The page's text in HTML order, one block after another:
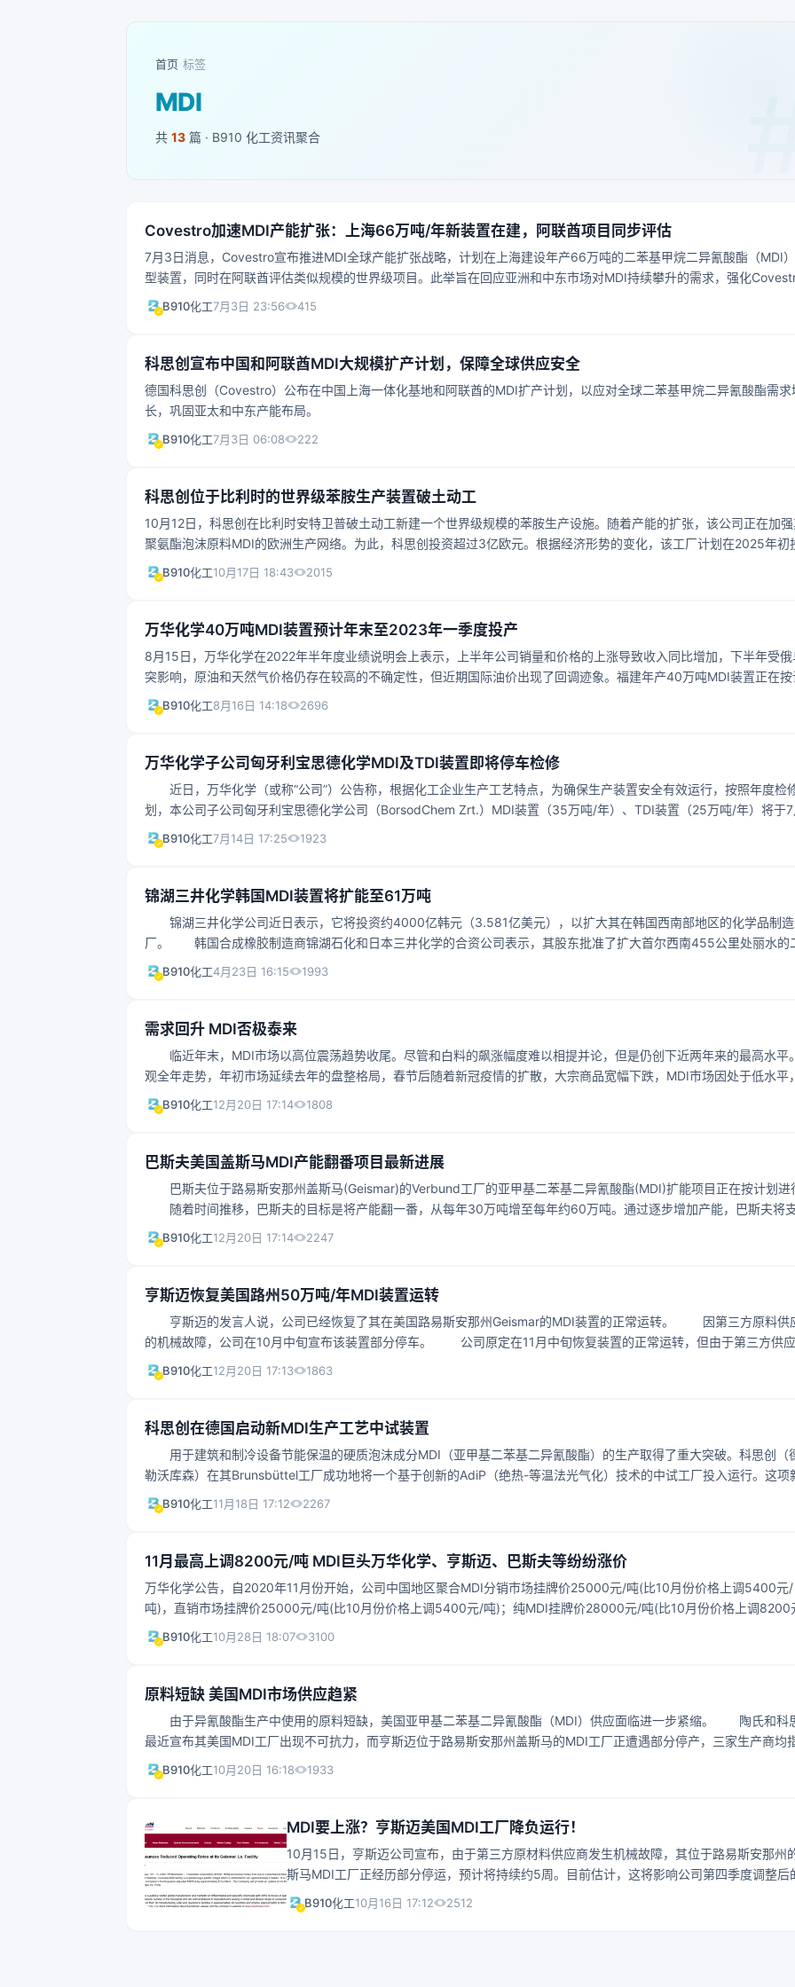
首页 标签
MDI
共 13 篇 · B910 化工资讯聚合
Covestro加速MDI产能扩张：上海66万吨/年新装置在建，阿联酋项目同步评估
7月3日消息，Covestro宣布推进MDI全球产能扩张战略，计划在上海建设年产66万吨的二苯基甲烷二异氰酸酯（MDI
型装置，同时在阿联酋评估类似规模的世界级项目。此举旨在回应亚洲和中东市场对MDI持续攀升的需求，强化
聚氨酯产业链上游原料供应的竞争地位。
B910化工7月3日 23:56 415
科思创宣布中国和阿联酋MDI大规模扩产计划，保障全球供应安全
德国科思创（Covestro）公布在中国上海一体化基地和阿联酋的MDI扩产计划，以应对全球二苯基甲烷二异氰酸酯需求
长，巩固亚太和中东产能布局。
B910化工7月3日 06:08 222
科思创位于比利时的世界级苯胺生产装置破土动工
10月12日，科思创在比利时安特卫普破土动工新建一个世界级规模的苯胺生产设施。随着产能的扩张，该公司正在加
聚氨酯泡沫原料MDI的欧洲生产网络。为此，科思创投资超过3亿欧元。根据经济形势的变化，该工厂计划在2025年初
运营。这将创造约40个新的就业机会。 基础化学品苯胺是许多化工产品的重要初始原料，包括硬质聚氨酯泡沫原料
MDI。硬质聚氨酯泡沫主要用于生产建筑和制冷设备的保温材料。由于全球可持续发展和气候中立的趋势，预计全球MDI
B910化工10月17日 18:43 2015
万华化学40万吨MDI装置预计年末至2023年一季度投产
8月15日，万华化学在2022年半年度业绩说明会上表示，上半年公司销量和价格的上涨导致收入同比增加，下半年受俄
突影响，原油和天然气价格仍存在较高的不确定性，但近期国际油价出现了回调迹象。福建年产40万吨MDI装置正在按
投资建设，预计2022年年末至2023年一季度投产运行。目前阶段，公司已经成功完成硬泡泡沫回收小试工作，产出合
聚醚产品，已经启动中试装置建设。国际市场上，公司目前阶段主要以中国、欧洲BC工厂生产的产品供应为主。此前7
B910化工8月16日 14:18 2696
​万华化学子公司匈牙利宝思德化学MDI及TDI装置即将停车检修
近日，万华化学（或称“公司”）公告称，根据化工企业生产工艺特点，为确保生产装置安全有效运行，按照年度检
划，本公司子公司匈牙利宝思德化学公司（BorsodChem Zrt.）MDI装置（35万吨/年）、TDI装置（25万吨/年）将于7
15日开始陆续停产检修，预计检修35天左右。 对此，万华化学表示，本次停产检修是根据年度计划进行的例行检修
对公司的生产经营不会产生影响。
B910化工7月14日 17:25 1923
锦湖三井化学韩国MDI装置将扩能至61万吨
锦湖三井化学公司近日表示，它将投资约4000亿韩元（3.581亿美元），以扩大其在韩国西南部地区的化学品制
厂。 韩国合成橡胶制造商锦湖石化和日本三井化学的合资公司表示，其股东批准了扩大首尔西南455公里处丽水的
基二异氰酸甲酯（MDI）工厂的投资计划。 MDI是聚氨酯的一种核心材料，用于各种产品，包括冰箱、建筑材料、汽
内外饰材料和液化天然气船。 锦湖三井化学表示，当2024年扩建完成后，锦湖三井化学的MDI年产能将从目前的40
B910化工4月23日 16:15 1993
需求回升 MDI否极泰来
临近年末，MDI市场以高位震荡趋势收尾。尽管和白料的飙涨幅度难以相提并论，但是仍创下近两年来的最高水平
观全年走势，年初市场延续去年的盘整格局，春节后随着新冠疫情的扩散，大宗商品宽幅下跌，MDI市场因处于低水平
幅有限，区间震荡。及至8月
B910化工12月20日 17:14 1808
巴斯夫美国盖斯马MDI产能翻番项目最新进展
巴斯夫位于路易斯安那州盖斯马(Geismar)的Verbund工厂的亚甲基二苯基二异氰酸酯(MDI)扩能项目正在按计划进
随着时间推移，巴斯夫的目标是将产能翻一番，从每年30万吨增至每年约60万吨。通过逐步增加产能，巴斯夫将
其北美MDI客户的持续增长。
B910化工12月20日 17:14 2247
亨斯迈恢复美国路州50万吨/年MDI装置运转
亨斯迈的发言人说，公司已经恢复了其在美国路易斯安那州Geismar的MDI装置的正常运转。 因第三方原料供
的机械故障，公司在10月中旬宣布该装置部分停车。 公司原定在11月中旬恢复装置的正常运转，但由于第三方供
的维修工作延期，重启被推迟
B910化工12月20日 17:13 1863
科思创在德国启动新MDI生产工艺中试装置
用于建筑和制冷设备节能保温的硬质泡沫成分MDI（亚甲基二苯基二异氰酸酯）的生产取得了重大突破。科思创（
勒沃库森）在其Brunsbüttel工厂成功地将一个基于创新的AdiP（绝热-等温法光气化）技术的中试工厂投入运行。这项
术有望显著提高能源效率，并标志着科思创面向循环经济的一个重要里程碑。在线上仪式上，该工厂与德国石勒苏益格-
尔斯泰因州能源、农业、环境、自然和数字化部部长Jan Philipp Albrecht一起正式揭幕。 科思创首席技术官（CTO
B910化工11月18日 17:12 2267
11月最高上调8200元/吨 MDI巨头万华化学、亨斯迈、巴斯夫等纷纷涨价
万华化学公告，自2020年11月份开始，公司中国地区聚合MDI分销市场挂牌价25000元/吨(比10月份价格上调5400元/
吨)，直销市场挂牌价25000元/吨(比10月份价格上调5400元/吨)；纯MDI挂牌价28000元/吨(比10月份价格上调8200
吨)。MDI是生产聚氨酯最重要的原料，也是万华化学最重要的产品，按照产品分类，聚氨酯占万华化学的主营收入45%
右，MDI大幅提价意味着万华化学又要增加一大笔利润了。虽然最近几个月万华化学MDI连续涨价，但这次价格一口气上
B910化工10月28日 18:07 3100
原料短缺 美国MDI市场供应趋紧
由于异氰酸酯生产中使用的原料短缺，美国亚甲基二苯基二异氰酸酯（MDI）供应面临进一步紧缩。 陶氏和科
最近宣布其美国MDI工厂出现不可抗力，而亨斯迈位于路易斯安那州盖斯马的MDI工厂正遭遇部分停产，三家生产商均
原材料短缺是导致其开工率下降的主要原因。 飓风劳拉、德尔塔带来的影响 飓风劳拉和德尔塔对美国海湾的影
致了一些MDI中间化学品的供应紧张。 虽然飓风对美国海湾MDI工厂没有造成重大影响，但生产苯胺、硝基苯和氯等
B910化工10月20日 16:18 1933
MDI要上涨？亨斯迈美国MDI工厂降负运行！
10月15日，亨斯迈公司宣布，由于第三方原材料供应商发生机械故障，其位于路易斯安那州
斯马MDI工厂正经历部分停运，预计将持续约5周。目前估计，这将影响公司第四季度调整后
税折旧及摊销前利润约1500万美元。据悉，盖斯马工厂主要生产亚甲基二苯基二异氰酸酯，
为MDI，是制造聚氨酯的原材料，用于生产绝缘体、家具、塑料、鞋和药品等产品。该工厂生
B910化工10月16日 17:12 2512